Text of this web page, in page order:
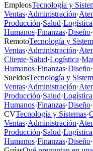
EmpleosTecnología y
Ventas·Administración·
Producción·Salud·Logística
Humanos·Finanzas·Diseño·
RemotoTecnología y
Ventas·Administración·
Cliente·Salud·Logística·
Humanos·Finanzas·Diseño·
SueldosTecnología y
Ventas·Administración·
Producción·Salud·Logística
Humanos·Finanzas·Diseño·
CVTecnología y Sistemas·
Ventas·Administración·
Producción·Salud·Logística
Humanos·Finanzas·Diseño·